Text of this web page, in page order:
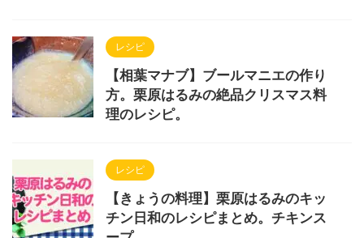
レシピ
【相葉マナブ】ブールマニエの作り
方。栗原はるみの絶品クリスマス料
理のレシピ。
レシピ
【きょうの料理】栗原はるみのキッ
チン日和のレシピまとめ。チキンス